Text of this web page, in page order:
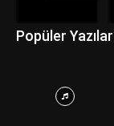
Popüler Yazılar